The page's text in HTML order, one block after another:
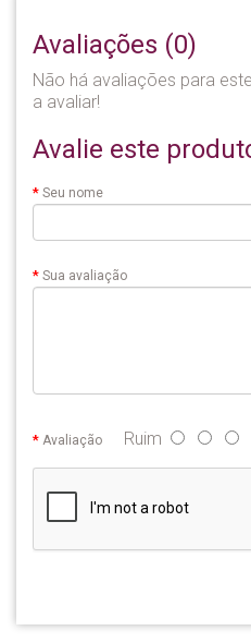
Avaliações (0)
Não há avaliações para
a avaliar!
Avalie este
Seu nome
Sua avaliação
Avaliação Ruim